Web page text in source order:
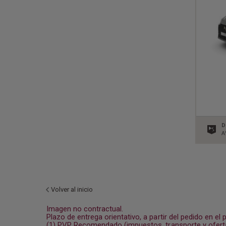
Volver al inicio
Imagen no contractual.
Plazo de entrega orientativo, a partir del pedido en el